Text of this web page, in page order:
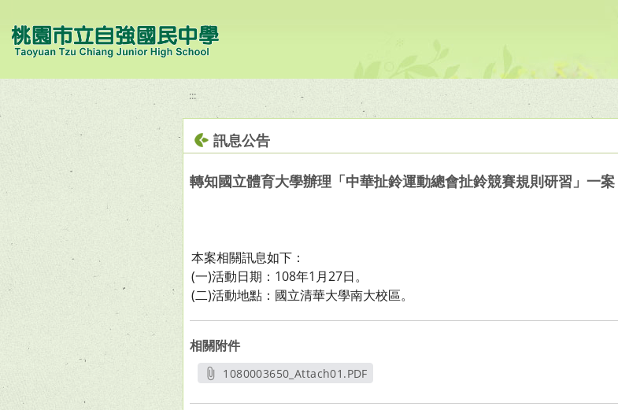
:::
訊息公告
轉知國立體育大學辦理「中華扯鈴運動總會扯鈴競賽規則研習」一
本案相關訊息如下：
(一)活動日期：108年1月27日。
(二)活動地點：國立清華大學南大校區。
相關附件
1080003650_Attach01.PDF